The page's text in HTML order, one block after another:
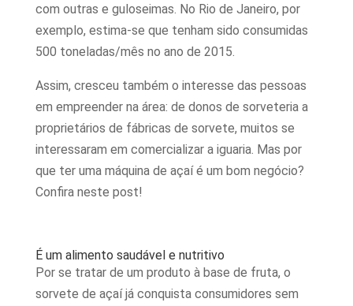
com outras e guloseimas. No Rio de Janeiro, por
exemplo, estima-se que tenham sido consumidas
500 toneladas/mês no ano de 2015.
Assim, cresceu também o interesse das pessoas
em empreender na área: de donos de sorveteria a
proprietários de fábricas de sorvete, muitos se
interessaram em comercializar a iguaria. Mas por
que ter uma máquina de açaí é um bom negócio?
Confira neste post!
É um alimento saudável e nutritivo
Por se tratar de um produto à base de fruta, o
sorvete de açaí já conquista consumidores sem